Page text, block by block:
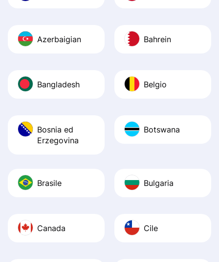
Azerbaigian Bahrein
Bangladesh Belgio
Bosnia ed
Erzegovina
Botswana
Brasile Bulgaria
Canada Cile